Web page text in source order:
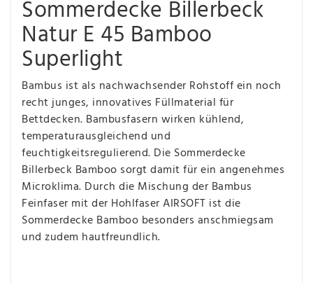
Sommerdecke Billerbeck
Natur E 45 Bamboo
Superlight
Bambus ist als nachwachsender Rohstoff ein noch
recht junges, innovatives Füllmaterial für
Bettdecken. Bambusfasern wirken kühlend,
temperaturausgleichend und
feuchtigkeitsregulierend. Die Sommerdecke
Billerbeck Bamboo sorgt damit für ein angenehmes
Microklima. Durch die Mischung der Bambus
Feinfaser mit der Hohlfaser AIRSOFT ist die
Sommerdecke Bamboo besonders anschmiegsam
und zudem hautfreundlich.